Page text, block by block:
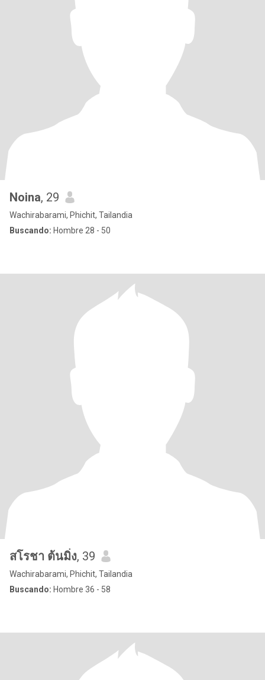
Noina, 29
Wachirabarami, Phichit, Tailandia
Buscando: Hombre 28 - 50
สโรชา ต้นมิ่ง, 39
Wachirabarami, Phichit, Tailandia
Buscando: Hombre 36 - 58